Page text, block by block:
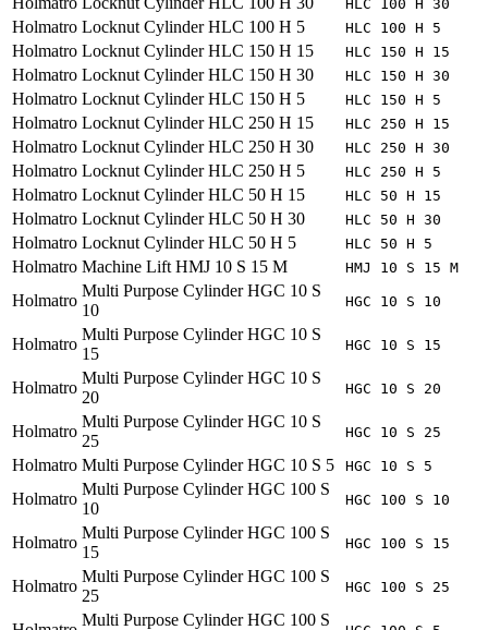
HLC 100 H 30
Holmatro Locknut Cylinder HLC 100 H 5 HLC 100 H 5
Holmatro Locknut Cylinder HLC 150 H 15 HLC 150 H 15
Holmatro Locknut Cylinder HLC 150 H 30 HLC 150 H 30
Holmatro Locknut Cylinder HLC 150 H 5 HLC 150 H 5
Holmatro Locknut Cylinder HLC 250 H 15 HLC 250 H 15
Holmatro Locknut Cylinder HLC 250 H 30 HLC 250 H 30
Holmatro Locknut Cylinder HLC 250 H 5 HLC 250 H 5
Holmatro Locknut Cylinder HLC 50 H 15 HLC 50 H 15
Holmatro Locknut Cylinder HLC 50 H 30 HLC 50 H 30
Holmatro Locknut Cylinder HLC 50 H 5 HLC 50 H 5
Holmatro Machine Lift HMJ 10 S 15 M HMJ 10 S 15 M
Holmatro
Multi Purpose Cylinder HGC 10 S
10
HGC 10 S 10
Holmatro
Multi Purpose Cylinder HGC 10 S
15
HGC 10 S 15
Holmatro
Multi Purpose Cylinder HGC 10 S
20
HGC 10 S 20
Holmatro
Multi Purpose Cylinder HGC 10 S
25
HGC 10 S 25
Holmatro Multi Purpose Cylinder HGC 10 S 5 HGC 10 S 5
Holmatro
Multi Purpose Cylinder HGC 100 S
10
HGC 100 S 10
Holmatro
Multi Purpose Cylinder HGC 100 S
15
HGC 100 S 15
Holmatro
Multi Purpose Cylinder HGC 100 S
25
HGC 100 S 25
Multi Purpose Cylinder HGC 100 S